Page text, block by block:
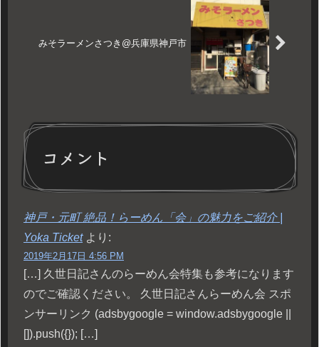
みそラーメンさつき@兵庫県神戸市
コメント
神戸・元町 絶品！らーめん「会」の魅力をご紹介 |
Yoka Ticket より:
2019年2月17日 4:56 PM
[…] 久世日記さんのらーめん会特集も参考になります
のでご確認ください。 久世日記さんらーめん会 スポ
ンサーリンク (adsbygoogle = window.adsbygoogle ||
[]).push({}); […]